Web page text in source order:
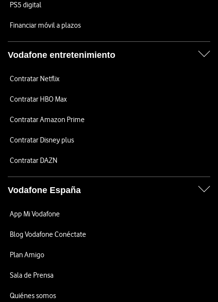
PS5 digital
Financiar móvil a plazos
Vodafone entretenimiento
Contratar Netflix
Contratar HBO Max
Contratar Amazon Prime
Contratar Disney plus
Contratar DAZN
Vodafone España
App Mi Vodafone
Blog Vodafone Conéctate
Plan Amigo
Sala de Prensa
Quiénes somos